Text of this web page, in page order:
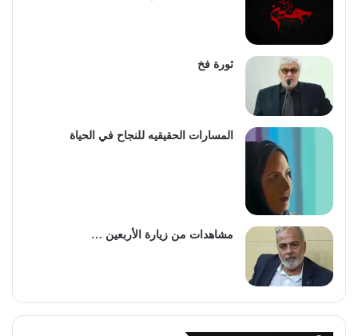
‏ثورة فخ
المسارات الحقيقيه للنجاح في الحياة
مشاهدات من زيارة الأربعين …